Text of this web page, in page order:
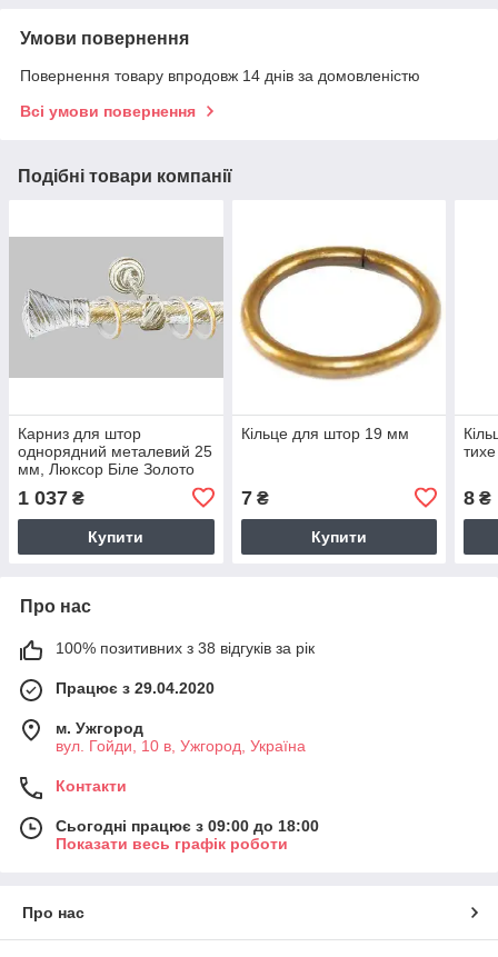
Умови повернення
Повернення товару впродовж 14 днів за домовленістю
Всі умови повернення
Подібні товари компанії
Карниз для штор
однорядний металевий 25
мм, Люксор Біле Золото
1 037 ₴
Купити
Кільце для штор 19 мм
7₴
Купити
тихе
8 ₴
Про нас
100% позитивних з 38 відгуків за рік
Працює з 29.04.2020
м. Ужгород
вул. Гойди, 10 в, Ужгород, Україна
Контакти
Сьогодні працює з 09:00 до 18:00
Показати весь графік роботи
Про нас